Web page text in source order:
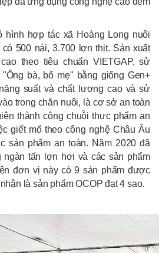
hình hợp tác xã Hoàng Long nuôi
500 nái, 3.700 lợn thịt. Sản xuất
theo tiêu chuẩn VIETGAP, sử
bà, bố mẹ" bằng giống Gen+
suất và chất lượng cao và sử
trong chăn nuôi, là cơ sở an toàn
thành công chuỗi thực phẩm an
giết mổ theo công nghệ Châu Âu
sản phẩm an toàn. Năm 2020 đã
ngàn tấn lợn hơi và các sản phẩm
đơn vị này có 9 sản phẩm được
là sản phẩm OCOP đạt 4 sao.